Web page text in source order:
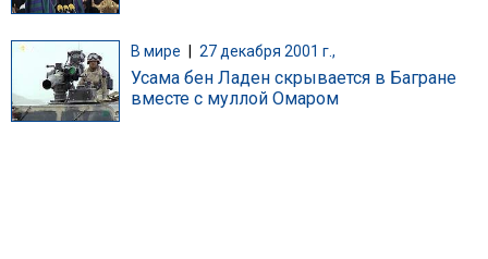
В мире 27 декабря 2001 г.,
Усама бен Ладен скрывается в Багране
вместе с муллой Омаром